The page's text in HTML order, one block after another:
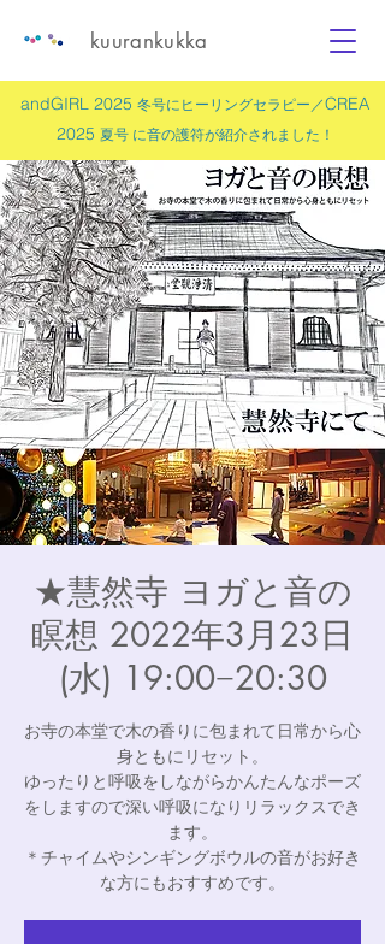
andGIRL 2025 冬号にヒーリングセラピー／CREA
2025 夏号 に音の護符が紹介されました！
kuurankukka
★慧然寺 ヨガと音の
瞑想 2022年3月23日
(水) 19:00−20:30
お寺の本堂で木の香りに包まれて日常から心
身ともにリセット。
ゆったりと呼吸をしながらかんたんなポーズ
をしますので深い呼吸になりリラックスでき
ます。
＊チャイムやシンギングボウルの音がお好き
な方にもおすすめです。